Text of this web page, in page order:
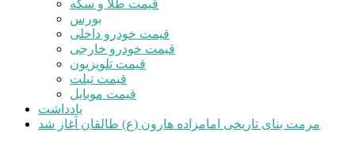
قیمت طلا و سکه
بورس
قیمت خودرو داخلی
قیمت خودرو خارجی
قیمت تلویزیون
قیمت تبلت
قیمت موبایل
یادداشت
مرمت بنای تاریخی امامزاده هارون (ع) طالقان آغاز شد